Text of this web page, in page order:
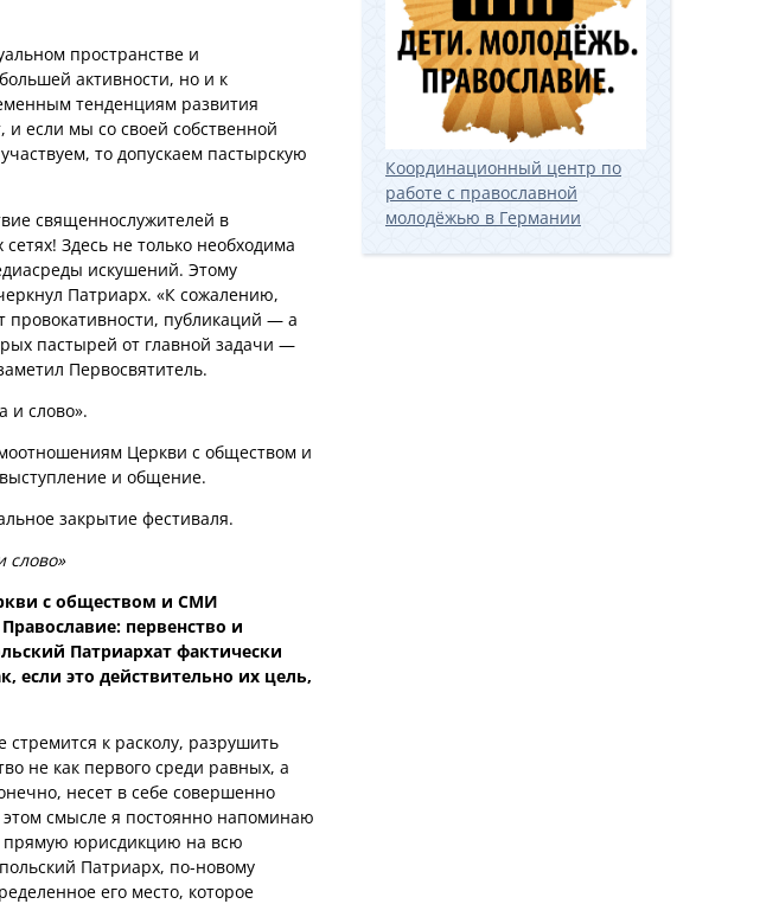
пространстве и
активности, но и к
тенденциям развития
если мы со своей собственной
то допускаем пастырскую
священнослужителей в
Здесь не только необходима
искушений. Этому
Патриарх. «К сожалению,
провокативности, публикаций — а
пастырей от главной задачи —
Первосвятитель.
и слово».
Церкви с обществом и
и общение.
закрытие фестиваля.
слово»
с обществом и СМИ
первенство и
Патриархат фактически
если это действительно их цель,
к расколу, разрушить
не как первого среди равных, а
несет в себе совершенно
смысле я постоянно напоминаю
прямую юрисдикцию на всю
Патриарх, по-новому
его место, которое
Координационный центр по
работе с православной
молодёжью в Германии